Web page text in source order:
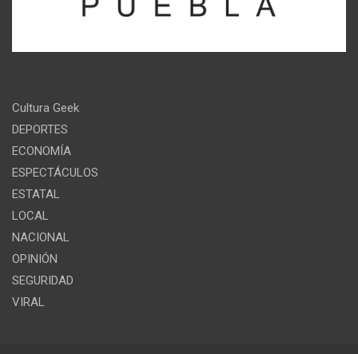
Cultura Geek
DEPORTES
ECONOMÍA
ESPECTÁCULOS
ESTATAL
LOCAL
NACIONAL
OPINIÓN
SEGURIDAD
VIRAL